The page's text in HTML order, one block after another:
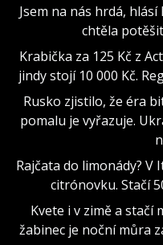
Jsem na nás hrdá,
chtěla
Krabička za 125 Kč z
jindy stojí 10 000 Kč.
Rusko zjistilo, že éra
pomalu je vyřazuje.
Rajčata do limonády?
citrónovku. Stačí
Kvete i v zimě a stačí
žabinec je noční můra